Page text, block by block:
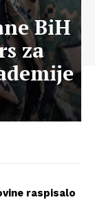
BiH
za
raspisalo